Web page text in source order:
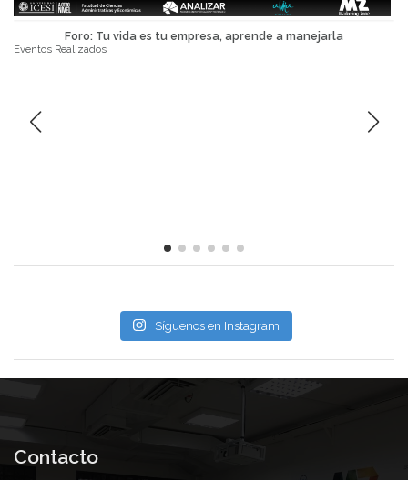
Foro: Tu vida es tu empresa, aprende a manejarla
Eventos Realizados
Síguenos en Instagram
Contacto